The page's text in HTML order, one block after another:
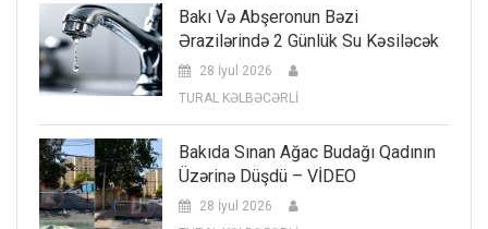
Bakı Və Abşeronun Bəzi
Ərazilərində 2 Günlük Su Kəsiləcək
28 İyul 2026
TURAL KƏLBƏCƏRLİ
Bakıda Sınan Ağac Budağı Qadının
Üzərinə Düşdü – VİDEO
28 İyul 2026